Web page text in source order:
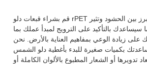
قم بشراء قبعات دلو rPET مطبوعة بالتسامي لتبرز بين الحشود وتثير
سيساعدك بالتأكيد على الترويج لمبدأ عملك بما
زيادة الوعي بمفاهيم العناية بالأرض. نحن
بكميات صغيرة للبدء بأغطية دلو الشمس
تدويرها أو الشعار المطبوع بالألوان الكاملة أو